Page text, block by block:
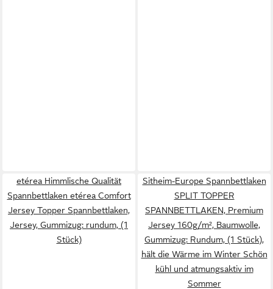
etérea Himmlische Qualität
Spannbettlaken etérea Comfort
Jersey Topper Spannbettlaken,
Jersey, Gummizug: rundum, (1
Stück)
Sitheim-Europe Spannbettlaken
SPLIT TOPPER
SPANNBETTLAKEN, Premium
Jersey 160g/m², Baumwolle,
Gummizug: Rundum, (1 Stück),
hält die Wärme im Winter Schön
kühl und atmungsaktiv im
Sommer